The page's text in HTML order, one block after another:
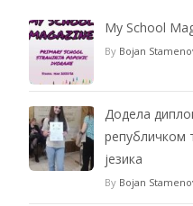
My School
By Bojan
Додела
републичком
језика
By Bojan